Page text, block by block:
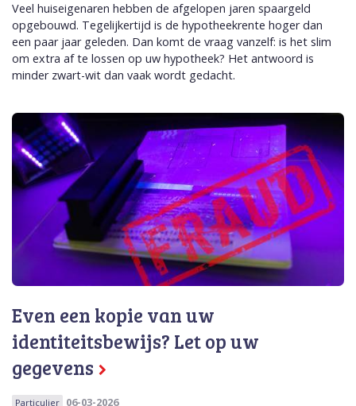
Veel huiseigenaren hebben de afgelopen jaren spaargeld
opgebouwd. Tegelijkertijd is de hypotheekrente hoger dan
een paar jaar geleden. Dan komt de vraag vanzelf: is het slim
om extra af te lossen op uw hypotheek? Het antwoord is
minder zwart-wit dan vaak wordt gedacht.
Even een kopie van uw
identiteitsbewijs? Let op uw
gegevens
Particulier 06-03-2026